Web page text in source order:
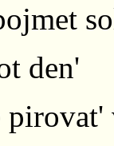
den'